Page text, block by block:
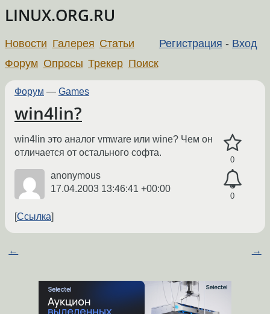
LINUX.ORG.RU
Регистрация - Вход
Новости Галерея Статьи
Форум Опросы Трекер Поиск
Форум — Games
win4lin?
0
0
win4lin это аналог vmware или wine? Чем он
отличается от остального софта.
anonymous
17.04.2003 13:46:41 +00:00
Ссылка
← →